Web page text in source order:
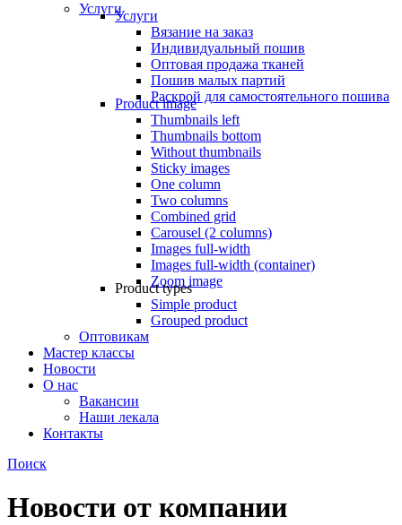
УслугиУслуги
Вязание на заказ
Индивидуальный пошив
Оптовая продажа тканей
Пошив малых партий
Раскрой для самостоятельного пошива
Product image
Thumbnails left
Thumbnails bottom
Without thumbnails
Sticky images
One column
Two columns
Combined grid
Carousel (2 columns)
Images full-width
Images full-width (container)
Zoom image
Product types
Simple product
Grouped product
Оптовикам
Мастер классы
Новости
О нас
Вакансии
Наши лекала
Контакты
Поиск
Новости от компании